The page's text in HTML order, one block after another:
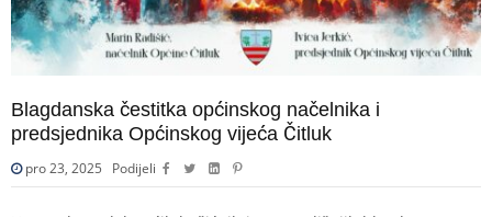
Blagdanska čestitka općinskog načelnika i
predsjednika Općinskog vijeća Čitluk
pro 23, 2025 Podijeli